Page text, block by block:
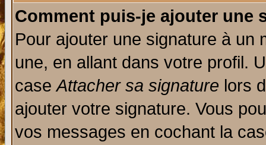
Comment puis-je ajouter une
Pour ajouter une signature à un
une, en allant dans votre profil.
caseAttacher sa signature lors
ajouter votre signature. Vous
vos messages en cochant la